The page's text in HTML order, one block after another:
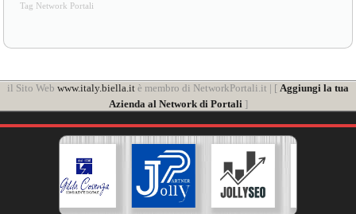
Tag Network Portali
il Sito Web www.italy.biella.it è membro di NetworkPortali.it | [ Aggiungi la tua
Azienda al Network di Portali ]